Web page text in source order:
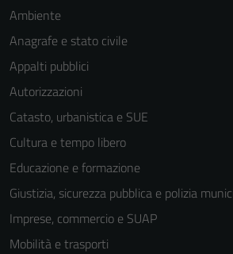
Ambiente
Anagrafe e stato civile
Appalti pubblici
Autorizzazioni
Catasto, urbanistica e SUE
Cultura e tempo libero
Educazione e formazione
Giustizia, sicurezza pubblica e polizia
Imprese, commercio e SUAP
Mobilità e trasporti